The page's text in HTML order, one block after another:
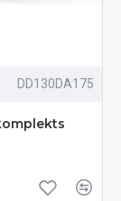
DD130DA175